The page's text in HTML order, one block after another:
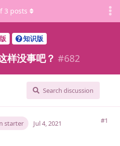
知识版
样没事吧？ #682
Search discussion
3 posts
starter #1
Jul 4, 2021